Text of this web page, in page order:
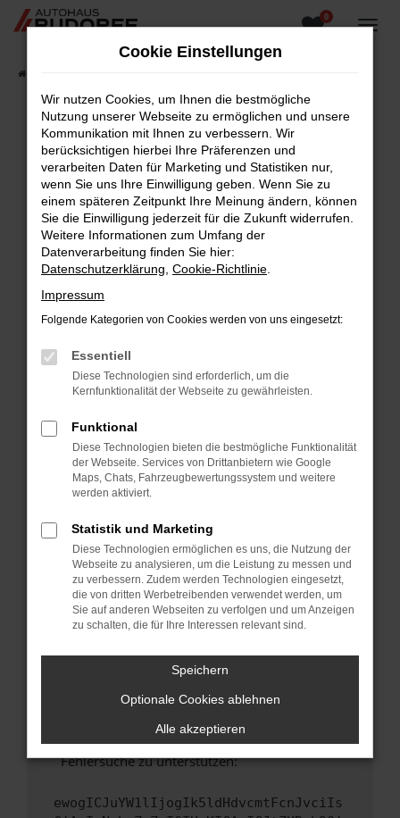
Zum
0
Fehler: Network Error
Beim Laden ist ein Fehler aufgetreten.
Hier sind ein paar Tipps, die dir helfen können:
Überprüfe deine Firewall und deine
Internetverbindung.
Laden andere Webseiten, zum Beispiel deine
Suchmaschine?
Prüfe deine Browsererweiterungen.
Manche Erweiterungen, wie Werbeblocker,
können das Laden bestimmter Seiten
verhindern. Funktioniert die Seite in einem
Fenster?
Starte dein Gerät neu.
Das kann manchmal helfen, vorübergehende
Probleme zu beheben.
Betriebssystem auf dem neuesten Stand
sind.
Veraltete Software birgt nicht nur ein
Sicherheitsrisiko, sondern kann auch dazu
führen, dass bestimmte Funktionen nicht mehr
unterstützt werden.
Wende dich an den Webseitenbetreiber.
Wenn du alle oben genannten Schritte versucht
hast, kontaktiere uns bitte. Wir werden
versuchen, das Problem zu beheben. Du kannst
uns diesen Text schicken, um uns bei der
Fehlersuche zu unterstützen:
ewogICJuYW1lIjogIk5ldHdvcmtFcnJvciIs
Cookie Einstellungen
Wir nutzen Cookies, um Ihnen die bestmögliche
Nutzung unserer Webseite zu ermöglichen und unsere
Kommunikation mit Ihnen zu verbessern. Wir
berücksichtigen hierbei Ihre Präferenzen und
verarbeiten Daten für Marketing und Statistiken nur,
wenn Sie uns Ihre Einwilligung geben. Wenn Sie zu
einem späteren Zeitpunkt Ihre Meinung ändern, können
Sie die Einwilligung jederzeit für die Zukunft widerrufen.
Weitere Informationen zum Umfang der
Datenverarbeitung finden Sie hier:
Datenschutzerklärung Cookie-Richtlinie
Impressum
Folgende Kategorien von Cookies werden von uns eingesetzt:
Essentiell
Diese Technologien sind erforderlich, um die
Kernfunktionalität der Webseite zu gewährleisten.
Funktional
Diese Technologien bieten die bestmögliche Funktionalität
der Webseite. Services von Drittanbietern wie Google
Maps, Chats, Fahrzeugbewertungssystem und weitere
werden aktiviert.
Statistik und Marketing
Diese Technologien ermöglichen es uns, die Nutzung der
Webseite zu analysieren, um die Leistung zu messen und
zu verbessern. Zudem werden Technologien eingesetzt,
die von dritten Werbetreibenden verwendet werden, um
Sie auf anderen Webseiten zu verfolgen und um Anzeigen
zu schalten, die für Ihre Interessen relevant sind.
Speichern
Optionale Cookies ablehnen
Alle akzeptieren